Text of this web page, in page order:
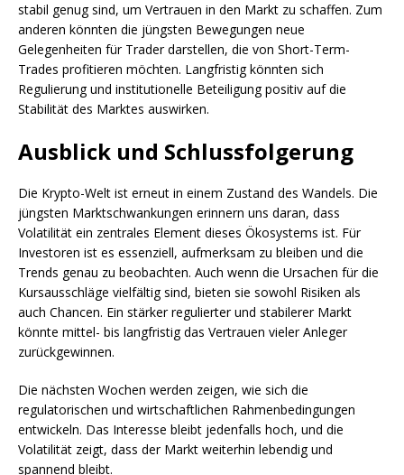
stabil genug sind, um Vertrauen in den Markt zu schaffen. Zum
anderen könnten die jüngsten Bewegungen neue
Gelegenheiten für Trader darstellen, die von Short-Term-
Trades profitieren möchten. Langfristig könnten sich
Regulierung und institutionelle Beteiligung positiv auf die
Stabilität des Marktes auswirken.
Ausblick und Schlussfolgerung
Die Krypto-Welt ist erneut in einem Zustand des Wandels. Die
jüngsten Marktschwankungen erinnern uns daran, dass
Volatilität ein zentrales Element dieses Ökosystems ist. Für
Investoren ist es essenziell, aufmerksam zu bleiben und die
Trends genau zu beobachten. Auch wenn die Ursachen für die
Kursausschläge vielfältig sind, bieten sie sowohl Risiken als
auch Chancen. Ein stärker regulierter und stabilerer Markt
könnte mittel- bis langfristig das Vertrauen vieler Anleger
zurückgewinnen.
Die nächsten Wochen werden zeigen, wie sich die
regulatorischen und wirtschaftlichen Rahmenbedingungen
entwickeln. Das Interesse bleibt jedenfalls hoch, und die
Volatilität zeigt, dass der Markt weiterhin lebendig und
spannend bleibt.